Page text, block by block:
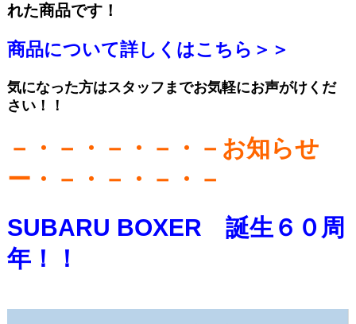
れた商品です！
商品について詳しくはこちら＞＞
気になった方はスタッフまでお気軽にお声がけくだ
さい！！
－・－・－・－・－お知らせ
ー・－・－・－・－
SUBARU BOXER 誕生６０周
年！！